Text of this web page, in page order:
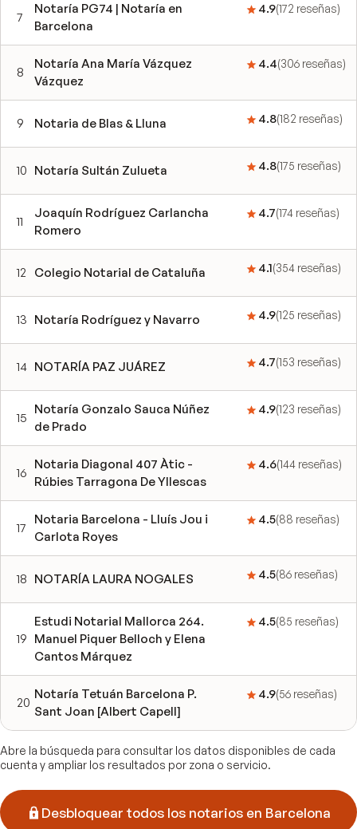
7
Notaría PG74 | Notaría en
Barcelona
4.9(172 reseñas)
8
Notaría Ana María Vázquez
Vázquez
4.4(306 reseñas)
9 Notaria de Blas & Lluna 4.8(182 reseñas)
10 Notaría Sultán Zulueta 4.8(175 reseñas)
11
Joaquín Rodríguez Carlancha
Romero
4.7(174 reseñas)
12 Colegio Notarial de Cataluña 4.1(354 reseñas)
13 Notaría Rodríguez y Navarro 4.9(125 reseñas)
14 NOTARÍA PAZ JUÁREZ 4.7(153 reseñas)
15
Notaría Gonzalo Sauca Núñez
de Prado
4.9(123 reseñas)
16
Notaria Diagonal 407 Àtic -
Rúbies Tarragona De Yllescas
4.6(144 reseñas)
17
Notaria Barcelona - Lluís Jou i
Carlota Royes
4.5(88 reseñas)
18 NOTARÍA LAURA NOGALES 4.5(86 reseñas)
19
Estudi Notarial Mallorca 264.
Manuel Piquer Belloch y Elena
Cantos Márquez
4.5(85 reseñas)
20
Notaría Tetuán Barcelona P.
Sant Joan [Albert Capell]
4.9(56 reseñas)
Abre la búsqueda para consultar los datos disponibles de cada
cuenta y ampliar los resultados por zona o servicio.
Desbloquear todos los notarios en Barcelona